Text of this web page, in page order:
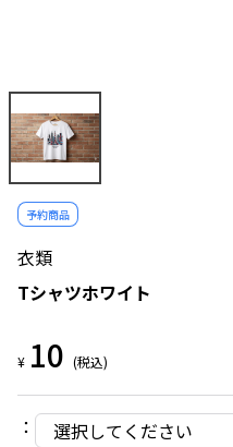
予約商品
衣類
Tシャツホワイト
¥ 10 (税込)
：
選択してください